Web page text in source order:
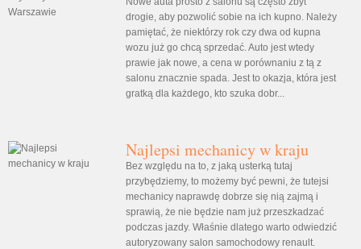
drogie, aby pozwolić sobie na ich kupno. Należy
pamiętać, że niektórzy rok czy dwa od kupna
wozu już go chcą sprzedać. Auto jest wtedy
prawie jak nowe, a cena w porównaniu z tą z
salonu znacznie spada. Jest to okazja, która jest
gratką dla każdego, kto szuka dobr...
Najlepsi mechanicy w kraju
Bez względu na to, z jaką usterką tutaj
przybędziemy, to możemy być pewni, że tutejsi
mechanicy naprawdę dobrze się nią zajmą i
sprawią, że nie będzie nam już przeszkadzać
podczas jazdy. Właśnie dlatego warto odwiedzić
autoryzowany salon samochodowy renault.